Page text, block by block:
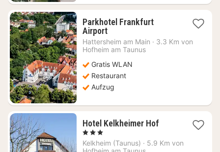
Parkhotel Frankfurt
Airport1
Nacht
ab
€
Hattersheim am Main · 3.3 Km von
Hofheim am Taunus
Gratis WLAN
Restaurant
Aufzug
Hotel Kelkheimer Hof1
ab
, 3 Sterne
Kelkheim (Taunus) · 5.9 Km von